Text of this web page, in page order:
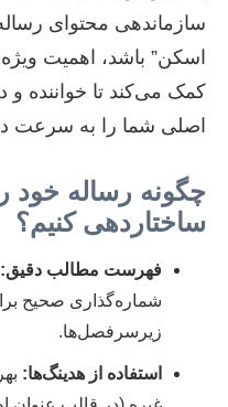
سازماندهی محتوای
اسکن” باشد، اهمیت
کمک می‌کند تا خواننده و
اصلی شما را به سرعت
چگونه رساله خود
ساختاردهی کنیم؟
فهرست مطالب دقیق:
شماره‌گذاری صحیح
زیرسرفصل‌ها.
استفاده از هدینگ‌ها: